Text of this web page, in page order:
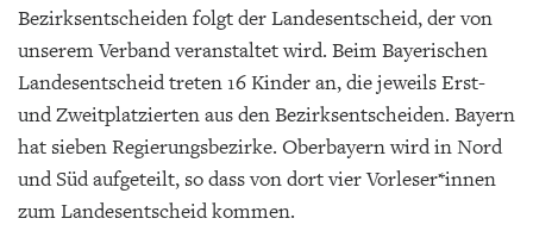
Bezirksentscheiden folgt der Landesentscheid, der von
unserem Verband veranstaltet wird. Beim Bayerischen
Landesentscheid treten 16 Kinder an, die jeweils Erst-
und Zweitplatzierten aus den Bezirksentscheiden. Bayern
hat sieben Regierungsbezirke. Oberbayern wird in Nord
und Süd aufgeteilt, so dass von dort vier Vorleser*innen
zum Landesentscheid kommen.